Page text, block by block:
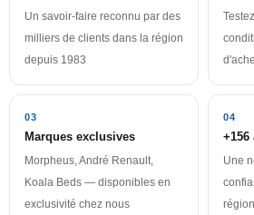
Un savoir-faire reconnu par des
milliers de clients dans la région
depuis 1983
03
Marques exclusives
Morpheus, André Renault,
Koala Beds — disponibles en
exclusivité chez nous
04
Une
région